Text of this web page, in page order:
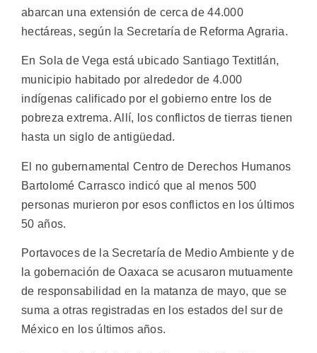
abarcan una extensión de cerca de 44.000
hectáreas, según la Secretaría de Reforma Agraria.
En Sola de Vega está ubicado Santiago Textitlán,
municipio habitado por alrededor de 4.000
indígenas calificado por el gobierno entre los de
pobreza extrema. Allí, los conflictos de tierras tienen
hasta un siglo de antigüedad.
El no gubernamental Centro de Derechos Humanos
Bartolomé Carrasco indicó que al menos 500
personas murieron por esos conflictos en los últimos
50 años.
Portavoces de la Secretaría de Medio Ambiente y de
la gobernación de Oaxaca se acusaron mutuamente
de responsabilidad en la matanza de mayo, que se
suma a otras registradas en los estados del sur de
México en los últimos años.